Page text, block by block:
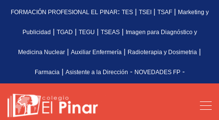
FORMACIÓN PROFESIONAL EL PINAR: TES| TSEI| TSAF| Marketing y
Publicidad | TGAD | TEGU | TSEAS| Imagen para Diagnóstico y
Medicina Nuclear | Auxiliar Enfermería | Radioterapia y Dosimetria |
Farmacia | Asistente a la Dirección - NOVEDADES FP-